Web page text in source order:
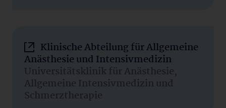
Klinische Abteilung für Allgemeine
Anästhesie und Intensivmedizin
Universitätsklinik für Anästhesie,
Allgemeine Intensivmedizin und
Schmerztherapie